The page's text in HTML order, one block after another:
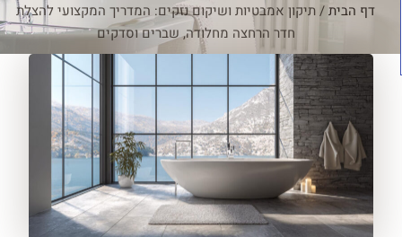
דף הבית/תיקון אמבטיות ושיקום נזקים: המדריך המקצועי להצלת
חדר הרחצה מחלודה, שברים וסדקים